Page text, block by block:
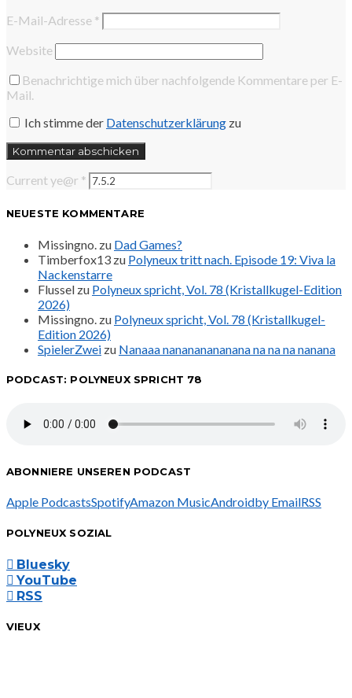
E-Mail-Adresse *
Website
Benachrichtige mich über nachfolgende Kommentare per E-
Mail.
Ich stimme der Datenschutzerklärung zu
Current ye@r *
NEUESTE KOMMENTARE
Missingno. zu Dad Games?
Timberfox13 zu Polyneux tritt nach. Episode 19: Viva la
Nackenstarre
Flussel zu Polyneux spricht, Vol. 78 (Kristallkugel-Edition
2026)
Missingno. zu Polyneux spricht, Vol. 78 (Kristallkugel-
Edition 2026)
SpielerZwei zu Nanaaa nanananananana na na na nanana
PODCAST: POLYNEUX SPRICHT 78
ABONNIERE UNSEREN PODCAST
Apple PodcastsSpotifyAmazon MusicAndroidby EmailRSS
POLYNEUX SOZIAL
Bluesky
YouTube
RSS
VIEUX